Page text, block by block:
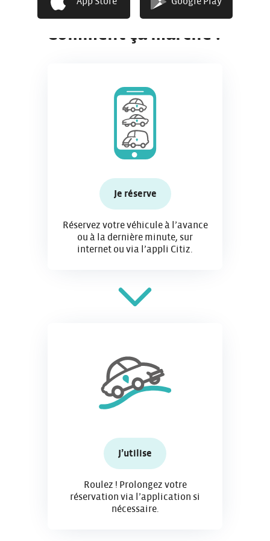
Comment ça marche ?
Je réserve
Réservez votre véhicule à l’avance
ou à la dernière minute, sur
internet ou via l’appli Citiz.
J’utilise
Roulez ! Prolongez votre
réservation via l’application si
nécessaire.